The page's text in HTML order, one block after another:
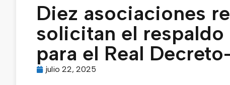
Diez asociaciones
solicitan el
para el Real
julio 22, 2025